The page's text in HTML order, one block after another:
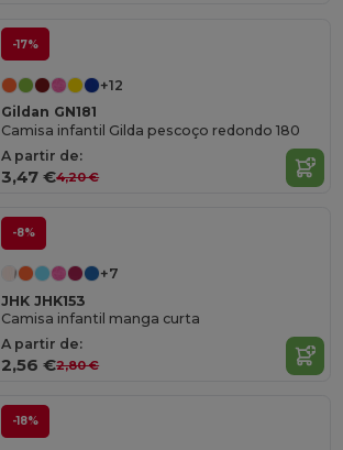
-17%
+12
Gildan GN181
Camisa infantil Gilda pescoço redondo 180
A partir de:
3,47 €4,20 €
-8%
+7
JHK JHK153
Camisa infantil manga curta
A partir de:
2,56 €2,80 €
-18%